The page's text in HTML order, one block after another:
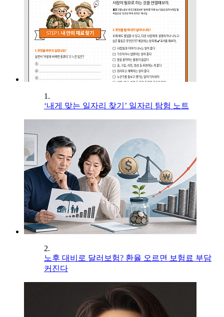
1.
‘내게 맞는 일자리 찾기’ 일자리 탐험 노트
2.
노후 대비로 달러보험? 환율 오르면 보험료 부담
커진다